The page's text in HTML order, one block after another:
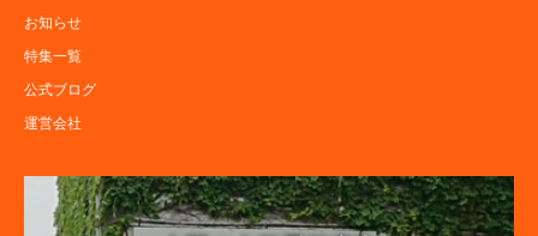
お知らせ
特集一覧
公式ブログ
運営会社